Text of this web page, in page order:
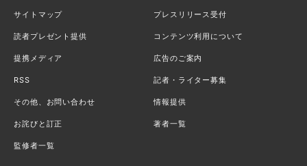
サイトマップ プレスリリース受付
読者プレゼント提供 コンテンツ利用について
提携メディア 広告のご案内
RSS 記者・ライター募集
その他、お問い合わせ 情報提供
お詫びと訂正 著者一覧
監修者一覧